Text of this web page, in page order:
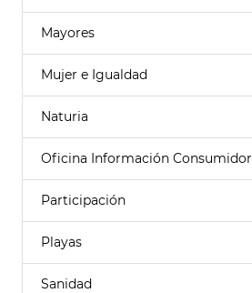
Mayores
Mujer e Igualdad
Naturia
Oficina Información Consumidor
Participación
Playas
Sanidad